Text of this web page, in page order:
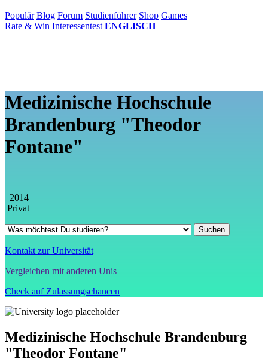
Populär Blog Forum Studienführer Shop Games
Rate & Win Interessentest ENGLISCH
Medizinische Hochschule
Brandenburg "Theodor
Fontane"
2014
Privat
Kontakt zur Universität
Vergleichen mit anderen Unis
Check auf Zulassungschancen
Medizinische Hochschule Brandenburg
"Theodor Fontane"